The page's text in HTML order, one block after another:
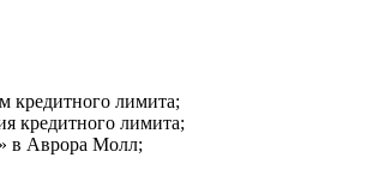
кредитного лимита;
кредитного лимита;
в Аврора Молл;